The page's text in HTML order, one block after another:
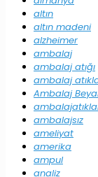
altın
altın madeni
alzheimer
ambalaj
ambalaj atığı
ambalaj
Ambalaj
ambalajsız
ameliyat
amerika
ampul
analiz